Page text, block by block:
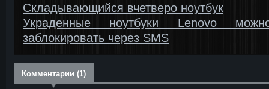
Складывающийся вчетверо ноутбук
Украденные ноутбуки Lenovo
заблокировать через SMS
Комментарии (1)